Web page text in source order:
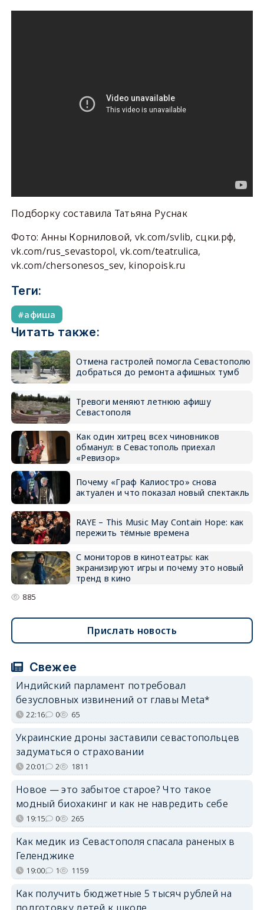
Подборку составила Татьяна Руснак
Фото: Анны Корниловой, vk.com/svlib, сцки.рф,
vk.com/rus_sevastopol, vk.com/teatr.ulica,
vk.com/chersonesos_sev, kinopoisk.ru
Теги:
афиша
Читать также:
Отмена гастролей помогла Севастополю
добраться до ремонта афишных тумб
Тревоги меняют летнюю афишу
Севастополя
Как один хитрец всех чиновников
обманул: в Севастополь приехал
«Ревизор»
Почему «Граф Калиостро» снова
актуален и что показал новый спектакль
RAYE – This Music May Contain Hope: как
пережить тёмные времена
С мониторов в кинотеатры: как
экранизируют игры и почему это новый
тренд в кино
885
Прислать новость
Свежее
Индийский парламент потребовал
безусловных извинений от главы Meta*
22:16 0 65
Украинские дроны заставили севастопольцев
задуматься о страховании
20:01 2 1811
Новое — это забытое старое? Что такое
модный биохакинг и как не навредить себе
19:15 0 265
Как медик из Севастополя спасала раненых в
Геленджике
19:00 1 1159
Как получить бюджетные 5 тысяч рублей на